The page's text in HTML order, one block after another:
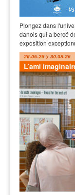
Plongez dans
danois qui a bercé
exposition
26.06.26 > 30.08.26
L’ami